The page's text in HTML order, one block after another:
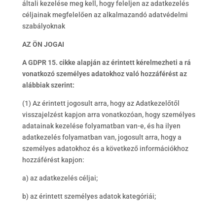
általi kezelése meg kell, hogy feleljen az adatkezelés
céljainak megfelelően az alkalmazandó adatvédelmi
szabályoknak
AZ ÖN JOGAI
A GDPR 15. cikke alapján az érintett kérelmezheti a rá
vonatkozó személyes adatokhoz való hozzáférést az
alábbiak szerint:
(1) Az érintett jogosult arra, hogy az Adatkezelőtől
visszajelzést kapjon arra vonatkozóan, hogy személyes
adatainak kezelése folyamatban van-e, és ha ilyen
adatkezelés folyamatban van, jogosult arra, hogy a
személyes adatokhoz és a következő információkhoz
hozzáférést kapjon:
a) az adatkezelés céljai;
b) az érintett személyes adatok kategóriái;